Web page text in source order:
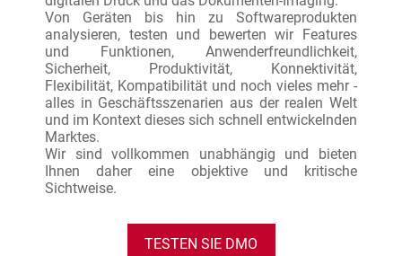
Von Geräten bis hin zu Softwareprodukten
analysieren, testen und bewerten wir Features
und Funktionen, Anwenderfreundlichkeit,
Sicherheit, Produktivität, Konnektivität,
Flexibilität, Kompatibilität und noch vieles mehr -
alles in Geschäftsszenarien aus der realen Welt
und im Kontext dieses sich schnell entwickelnden
Marktes.
Wir sind vollkommen unabhängig und bieten
Ihnen daher eine objektive und kritische
Sichtweise.
TESTEN SIE DMO